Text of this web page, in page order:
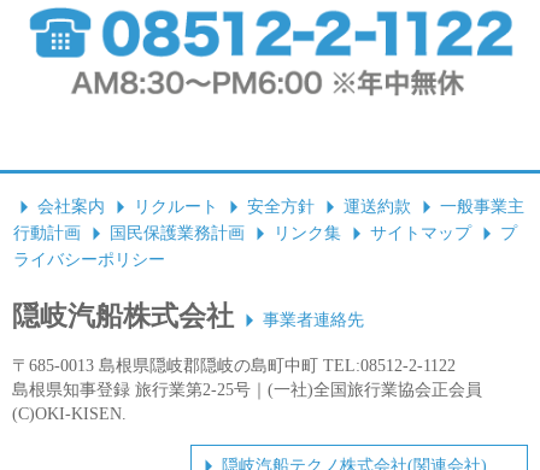
会社案内 リクルート 安全方針 運送約款
一般事業主
行動計画
国民保護業務計画 リンク集 サイトマップ
プ
ライバシーポリシー
隠岐汽船株式会社 事業者連絡先
〒685-0013 島根県隠岐郡隠岐の島町中町 TEL:08512-2-1122
島根県知事登録 旅行業第2-25号｜(一社)全国旅行業協会正会員
(C)OKI-KISEN.
隠岐汽船テクノ株式会社(関連会社)